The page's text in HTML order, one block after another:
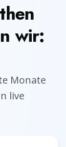
wir:
Monate
live